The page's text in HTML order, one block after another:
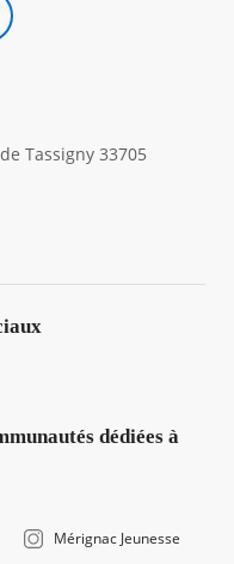
Tassigny 33705
dédiées à
Mérignac Jeunesse